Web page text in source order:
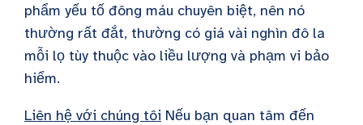
phẩm yếu tố đông máu chuyên biệt, nên nó
thường rất đắt, thường có giá vài nghìn đô la
mỗi lọ tùy thuộc vào liều lượng và phạm vi bảo
hiểm.
Liên hệ với chúng tôi Nếu bạn quan tâm đến